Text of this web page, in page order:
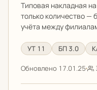
Типовая накладная
только количество —
учёта между
УТ 11 БП 3.0
Обновлено 17.01.25